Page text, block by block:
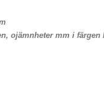
ojämnheter mm i färgen